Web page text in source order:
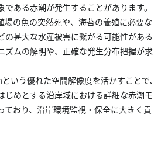
である赤潮が発生することがあります。
場の魚の突然死や、海苔の養殖に必要な
の甚大な水産被害に繋がる可能性がある
ズムの解明や、正確な発生分布把握が求
いう優れた空間解像度を活かすことで、
じめとする沿岸域における詳細な赤潮モ
ており、沿岸環境監視・保全に大きく貢